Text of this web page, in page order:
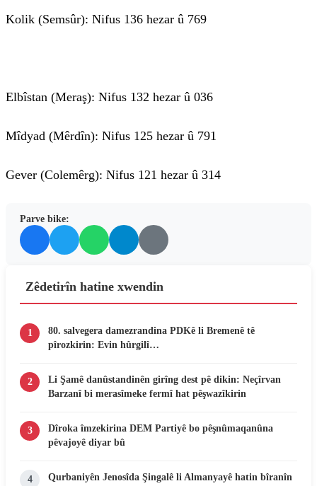
Kolik (Semsûr): Nifus 136 hezar û 769
Elbîstan (Meraş): Nifus 132 hezar û 036
Mîdyad (Mêrdîn): Nifus 125 hezar û 791
Gever (Colemêrg): Nifus 121 hezar û 314
Parve bike:
Zêdetirîn hatine xwendin
1
80. salvegera damezrandina PDKê li Bremenê tê
pîrozkirin: Evin hûrgilî…
2
Li Şamê danûstandinên girîng dest pê dikin: Neçîrvan
Barzanî bi merasîmeke fermî hat pêşwazîkirin
3
Dîroka îmzekirina DEM Partiyê bo pêşnûmaqanûna
pêvajoyê diyar bû
4 Qurbaniyên Jenosîda Şingalê li Almanyayê hatin bîranîn